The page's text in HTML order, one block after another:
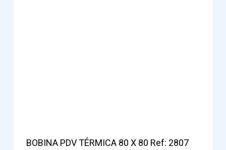
BOBINA PDV TÉRMICA 80 X 80 Ref: 2807